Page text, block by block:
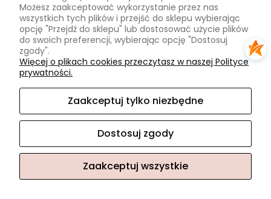
O mnie
Instagram
Na skróty
Promocje
Sklep internetowy Shoper.pl
Możesz zaakceptować wykorzystanie przez nas
wszystkich tych plików i przejść do sklepu wybierając
opcję "Przejdź do sklepu" lub dostosować użycie plików
do swoich preferencji, wybierając opcję "Dostosuj
zgody".
Więcej o plikach cookies przeczytasz w naszej Polityce
prywatności.
Zaakceptuj tylko niezbędne
Dostosuj zgody
Zaakceptuj wszystkie